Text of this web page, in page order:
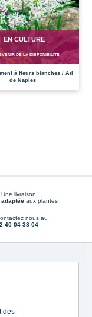
EN CULTURE
DE LA DISPONIBILITÉ
à fleurs blanches / Ail
de Naples
Une livraison
adaptée aux plantes
nous au
40 04 38 04
des